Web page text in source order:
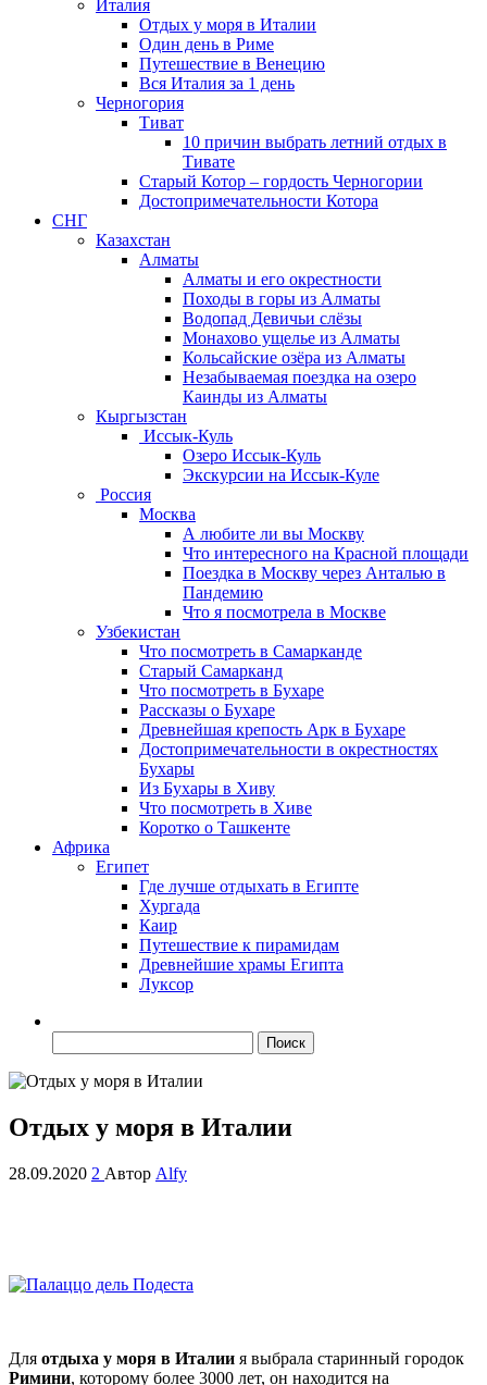
Италия
Отдых у моря в Италии
Один день в Риме
Путешествие в Венецию
Вся Италия за 1 день
Черногория
Тиват
10 причин выбрать летний отдых в
Тивате
Старый Котор – гордость Черногории
Достопримечательности Котора
СНГ
Казахстан
Алматы
Алматы и его окрестности
Походы в горы из Алматы
Водопад Девичьи слёзы
Монахово ущелье из Алматы
Кольсайские озёра из Алматы
Незабываемая поездка на озеро
Каинды из Алматы
Кыргызстан
Иссык-Куль
Озеро Иссык-Куль
Экскурсии на Иссык-Куле
Россия
Москва
А любите ли вы Москву
Что интересного на Красной площади
Поездка в Москву через Анталью в
Пандемию
Что я посмотрела в Москве
Узбекистан
Что посмотреть в Самарканде
Старый Самарканд
Что посмотреть в Бухаре
Рассказы о Бухаре
Древнейшая крепость Арк в Бухаре
Достопримечательности в окрестностях
Бухары
Из Бухары в Хиву
Что посмотреть в Хиве
Коротко о Ташкенте
Африка
Египет
Где лучше отдыхать в Египте
Хургада
Каир
Путешествие к пирамидам
Древнейшие храмы Египта
Луксор
Отдых у моря в Италии
28.09.2020 2 Автор Alfy
Для отдыха у моря в Италии я выбрала старинный городок
Римини, которому более 3000 лет, он находится на